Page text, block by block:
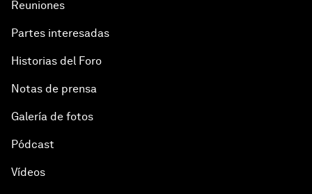
Reuniones
Partes interesadas
Historias del Foro
Notas de prensa
Galería de fotos
Pódcast
Vídeos